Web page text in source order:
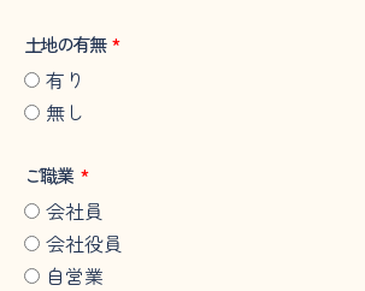
土地の有無
有り
無し
ご職業
会社員
会社役員
自営業